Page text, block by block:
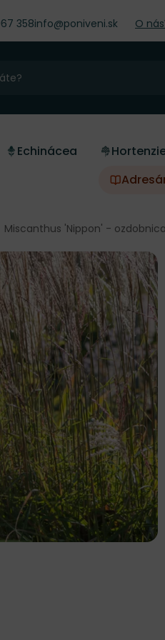
358info@poniveni.sk O nás
Echinácea
Miscanthus 'Nippon' - ozdobnica